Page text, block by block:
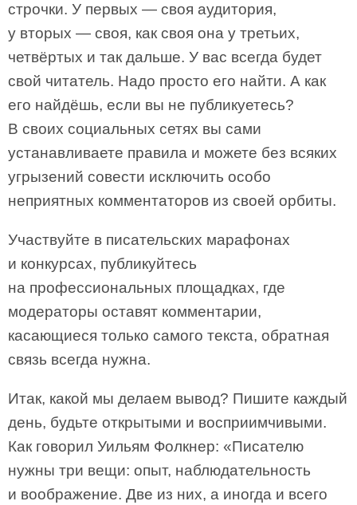
строчки. У первых — своя аудитория,
у вторых — своя, как своя она у третьих,
четвёртых и так дальше. У вас всегда будет
свой читатель. Надо просто его найти. А как
его найдёшь, если вы не публикуетесь?
В своих социальных сетях вы сами
устанавливаете правила и можете без всяких
угрызений совести исключить особо
неприятных комментаторов из своей орбиты.
Участвуйте в писательских марафонах
и конкурсах, публикуйтесь
на профессиональных площадках, где
модераторы оставят комментарии,
касающиеся только самого текста, обратная
связь всегда нужна.
Итак, какой мы делаем вывод? Пишите каждый
день, будьте открытыми и восприимчивыми.
Как говорил Уильям Фолкнер: «Писателю
нужны три вещи: опыт, наблюдательность
и воображение. Две из них, а иногда и всего